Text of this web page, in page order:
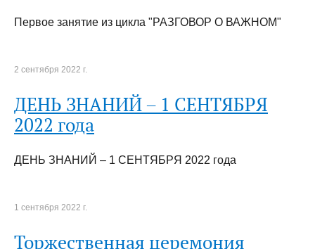
Первое занятие из цикла "РАЗГОВОР О ВАЖНОМ"
2 сентября 2022 г.
ДЕНЬ ЗНАНИЙ – 1 СЕНТЯБРЯ
2022 года
ДЕНЬ ЗНАНИЙ – 1 СЕНТЯБРЯ 2022 года
1 сентября 2022 г.
Торжественная церемония